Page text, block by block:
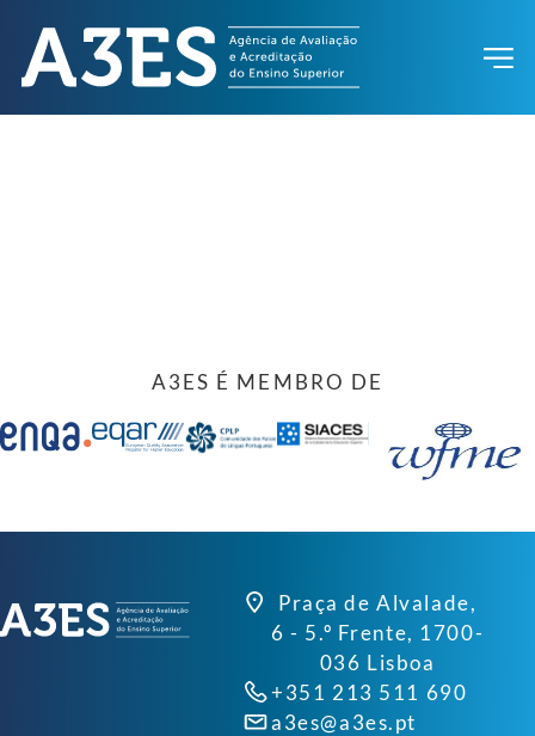
A3ES É MEMBRO DE
Praça de Alvalade,
6 - 5.º Frente, 1700-
036 Lisboa
+351 213 511 690
a3es@a3es.pt